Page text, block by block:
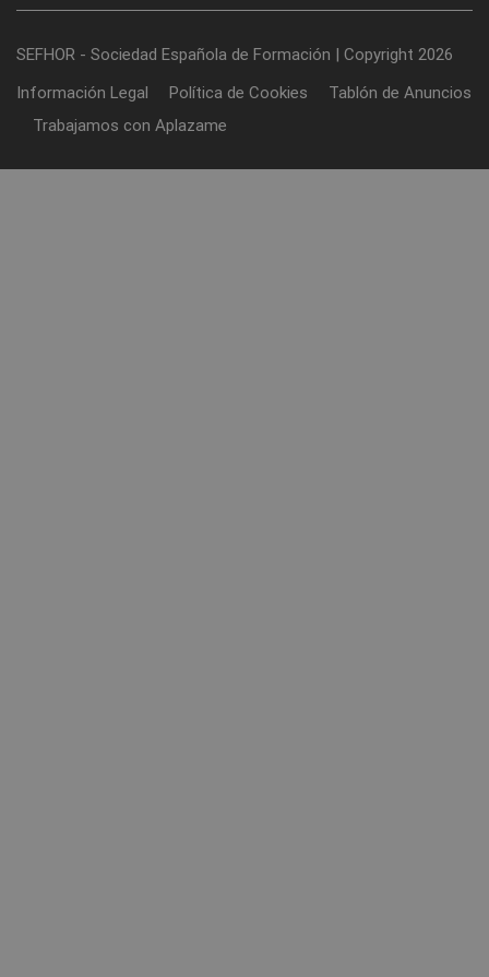
SEFHOR - Sociedad Española de Formación | Copyright 2026
Información Legal
Política de Cookies
Tablón de Anuncios
Trabajamos con Aplazame